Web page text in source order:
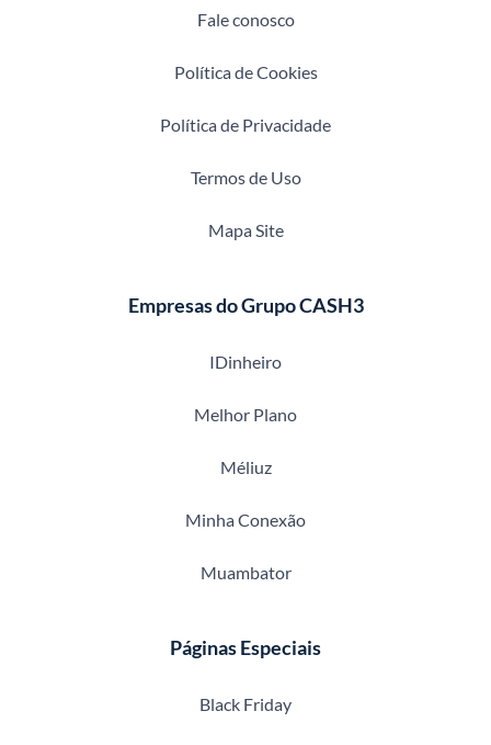
Fale conosco
Política de Cookies
Política de Privacidade
Termos de Uso
Mapa Site
Empresas do Grupo CASH3
IDinheiro
Melhor Plano
Méliuz
Minha Conexão
Muambator
Páginas Especiais
Black Friday